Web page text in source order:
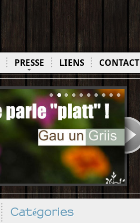
PRESSE LIENS CONTACT
Catégories